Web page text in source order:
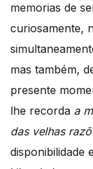
memorias de
curiosamente,
mas também,
presente
lhe recorda a
das velhas
disponibilidade